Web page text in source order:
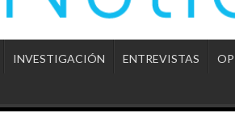
INVESTIGACIÓN ENTREVISTAS